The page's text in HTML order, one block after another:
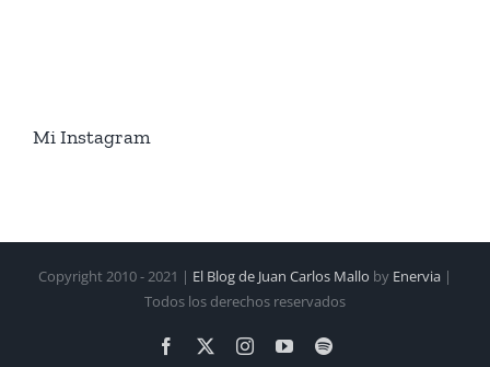
Mi Instagram
Copyright 2010 - 2021 | El Blog de Juan Carlos Mallo by Enervia |
Todos los derechos reservados
Facebook InstagramYouTubeSpotify